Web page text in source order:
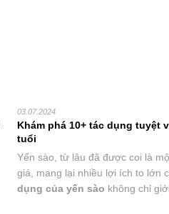
03.07.2024
khám phá 10+ tác dụng tuyệt vời của yến sào cho mọi lứa
tuổi
Yến sào, từ lâu đã được coi là
giá, mang lại nhiều lợi ích to lớn
dụng của yến sào không chỉ